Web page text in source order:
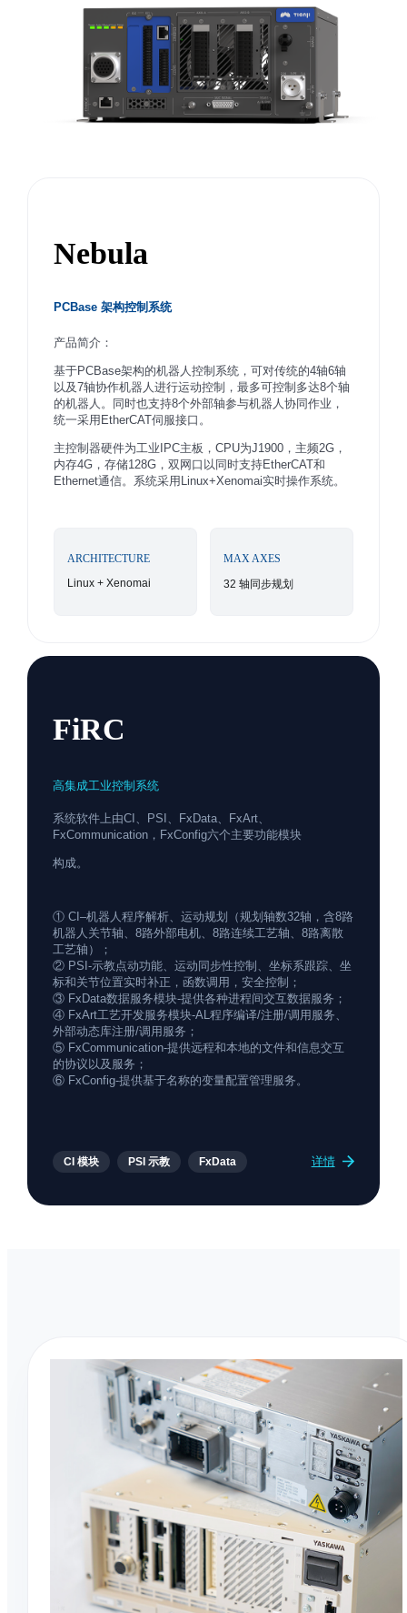
Nebula
PCBase 架构控制系统
产品简介：
基于PCBase架构的机器人控制系统，可对传统的4轴6轴
以及7轴协作机器人进行运动控制，最多可控制多达8个轴
的机器人。同时也支持8个外部轴参与机器人协同作业，
统一采用EtherCAT伺服接口。
主控制器硬件为工业IPC主板，CPU为J1900，主频2G，
内存4G，存储128G，双网口以同时支持EtherCAT和
Ethernet通信。系统采用Linux+Xenomai实时操作系统。
ARCHITECTURE
Linux + Xenomai
MAX AXES
32 轴同步规划
FiRC
高集成工业控制系统
系统软件上由CI、PSI、FxData、FxArt、
FxCommunication，FxConfig六个主要功能模块
构成。
① CI–机器人程序解析、运动规划（规划轴数32轴，含8路
机器人关节轴、8路外部电机、8路连续工艺轴、8路离散
工艺轴）；
② PSI-示教点动功能、运动同步性控制、坐标系跟踪、坐
标和关节位置实时补正，函数调用，安全控制；
③ FxData数据服务模块-提供各种进程间交互数据服务；
④ FxArt工艺开发服务模块-AL程序编译/注册/调用服务、
外部动态库注册/调用服务；
⑤ FxCommunication-提供远程和本地的文件和信息交互
的协议以及服务；
⑥ FxConfig-提供基于名称的变量配置管理服务。
CI 模块 PSI 示教 FxData 详情